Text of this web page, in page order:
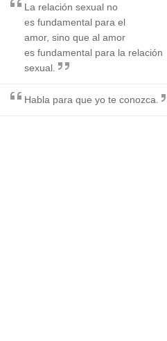
La relación sexual no
es fundamental para el
amor, sino que al amor
es fundamental para la relación
sexual.
Habla para que yo te conozca.